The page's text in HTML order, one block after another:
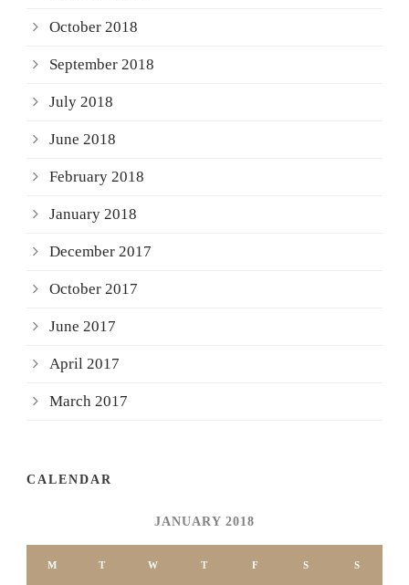
October 2018
September 2018
July 2018
June 2018
February 2018
January 2018
December 2017
October 2017
June 2017
April 2017
March 2017
CALENDAR
JANUARY 2018
M T W T F S S